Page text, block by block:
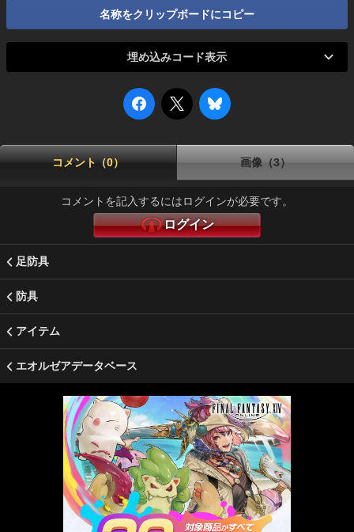
名称をクリップボードにコピー
埋め込みコード表示
コメント（0） 画像（3）
コメントを記入するにはログインが必要です。
ログイン
足防具
防具
アイテム
エオルゼアデータベース